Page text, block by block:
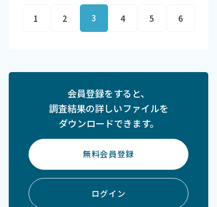
1 2 3 4 5 6
会員登録をすると、
調査結果の詳しいファイルを
ダウンロードできます。
無料会員登録
ログイン